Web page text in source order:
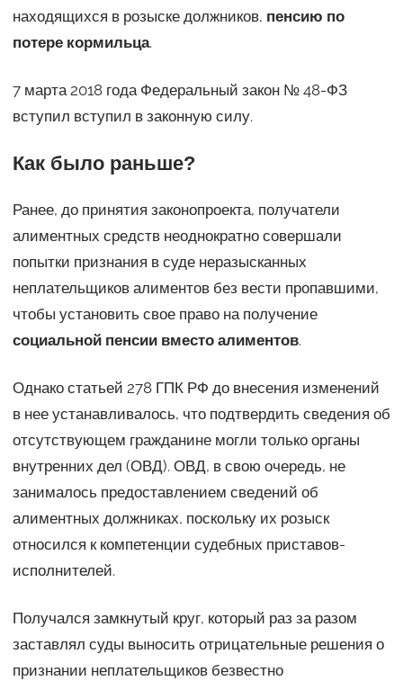
находящихся в розыске должников, пенсию по
потере кормильца.
7 марта 2018 года Федеральный закон № 48-ФЗ
вступил вступил в законную силу.
Как было раньше?
Ранее, до принятия законопроекта, получатели
алиментных средств неоднократно совершали
попытки признания в суде неразысканных
неплательщиков алиментов без вести пропавшими,
чтобы установить свое право на получение
социальной пенсии вместо алиментов.
Однако статьей 278 ГПК РФ до внесения изменений
в нее устанавливалось, что подтвердить сведения об
отсутствующем гражданине могли только органы
внутренних дел (ОВД). ОВД, в свою очередь, не
занималось предоставлением сведений об
алиментных должниках, поскольку их розыск
относился к компетенции судебных приставов-
исполнителей.
Получался замкнутый круг, который раз за разом
заставлял суды выносить отрицательные решения о
признании неплательщиков безвестно